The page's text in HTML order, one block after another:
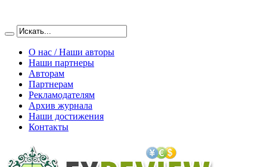
О нас / Наши авторы
Наши партнеры
Авторам
Партнерам
Рекламодателям
Архив журнала
Наши достижения
Контакты